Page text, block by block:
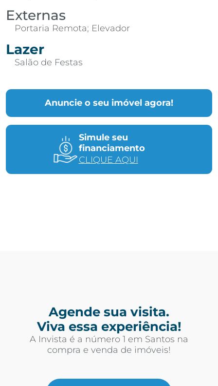
Anuncie o seu imóvel agora!
Simule seu
financiamento
CLIQUE AQUI
Externas
Portaria Remota; Elevador
Lazer
Salão de Festas
Agende sua visita.
Viva essa experiência!
A Invista é a número 1 em Santos na
compra e venda de imóveis!